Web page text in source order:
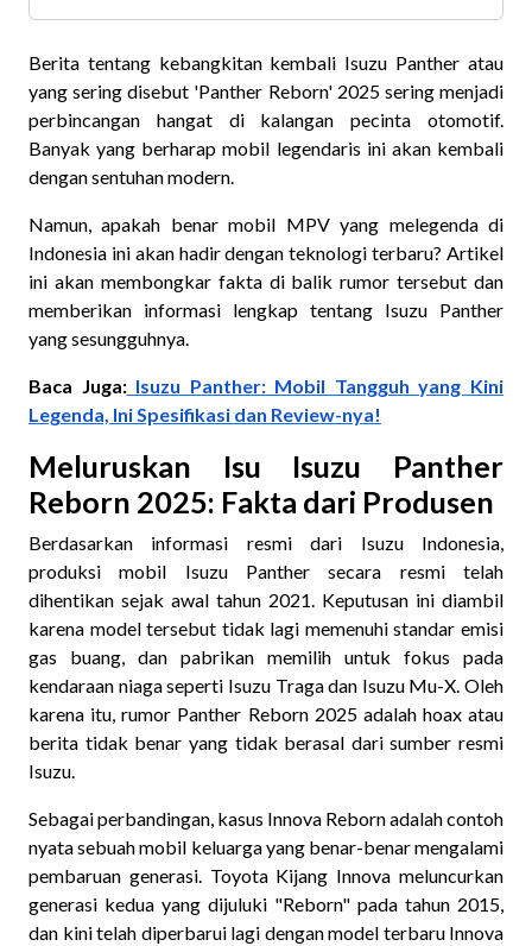
Berita tentang kebangkitan kembali Isuzu Panther atau
yang sering disebut 'Panther Reborn' 2025 sering menjadi
perbincangan hangat di kalangan pecinta otomotif.
Banyak yang berharap mobil legendaris ini akan kembali
dengan sentuhan modern.
Namun, apakah benar mobil MPV yang melegenda di
Indonesia ini akan hadir dengan teknologi terbaru? Artikel
ini akan membongkar fakta di balik rumor tersebut dan
memberikan informasi lengkap tentang Isuzu Panther
yang sesungguhnya.
Baca Juga:Isuzu Panther: Mobil Tangguh yang Kini
Legenda, Ini Spesifikasi dan Review-nya!
Meluruskan Isu Isuzu Panther
Reborn 2025: Fakta dari Produsen
Berdasarkan informasi resmi dari Isuzu Indonesia,
produksi mobil Isuzu Panther secara resmi telah
dihentikan sejak awal tahun 2021. Keputusan ini diambil
karena model tersebut tidak lagi memenuhi standar emisi
gas buang, dan pabrikan memilih untuk fokus pada
kendaraan niaga seperti Isuzu Traga dan Isuzu Mu-X. Oleh
karena itu, rumor Panther Reborn 2025 adalah hoax atau
berita tidak benar yang tidak berasal dari sumber resmi
Isuzu.
Sebagai perbandingan, kasus Innova Reborn adalah contoh
nyata sebuah mobil keluarga yang benar-benar mengalami
pembaruan generasi. Toyota Kijang Innova meluncurkan
generasi kedua yang dijuluki "Reborn" pada tahun 2015,
dan kini telah diperbarui lagi dengan model terbaru Innova